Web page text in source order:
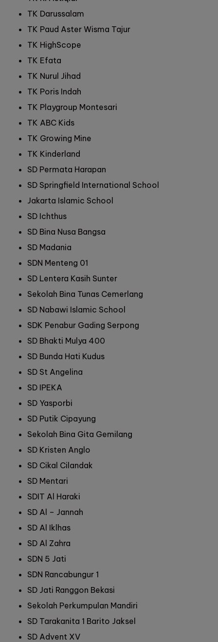
TK Darussalam
TK Paud Aster Wisma Tajur
TK HighScope
TK Efata
TK Nurul Jihad
TK Poris Indah
TK Playgroup Montesari
TK ABC Kids
TK Growing Mine
TK Kinderland
SD Permata Harapan
SD Springfield International School
Jakarta Islamic School
SD Ichthus
SD Bina Nusa Bangsa
SD Madania
SDN Menteng 01
SD Lentera Kasih Sunter
Sekolah Bina Tunas Cemerlang
SD Nabawi Islamic School
SDK Penabur Gading Serpong
SD Bhakti Mulya 400
SD Bunda Hati Kudus
SD St Angelina
SD IPEKA
SD Yasporbi
SD Putik Cipayung
Sekolah Bina Gita Gemilang
SD Kristen Anglo
SD Cikal Cilandak
SD Mentari
SDIT Al Haraki
SD Al – Jannah
SD Al Iklhas
SD Al Zahra
SDN 5 Jati
SDN Rancabungur 1
SD Jati Ranggon Bekasi
Sekolah Perkumpulan Mandiri
SD Tarakanita 1 Barito Jaksel
SD Advent XV